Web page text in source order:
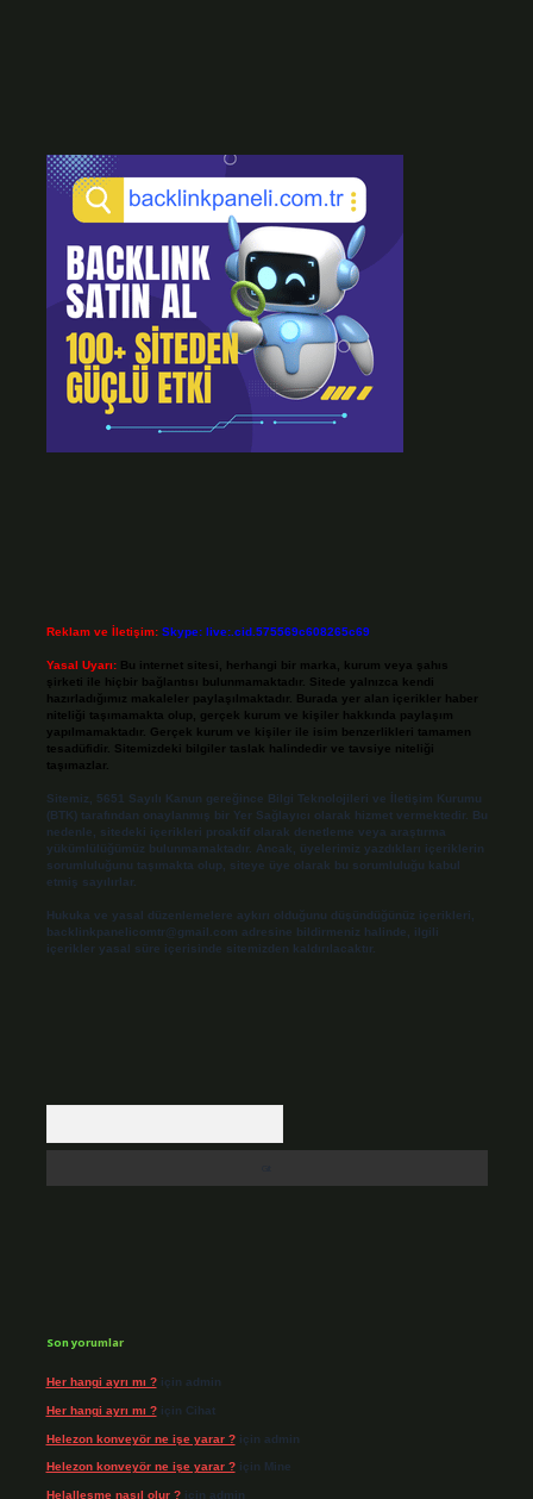
Reklam ve İletişim: Skype: live:.cid.575569c608265c69
Yasal Uyarı: Bu internet sitesi, herhangi bir marka, kurum veya şahıs
şirketi ile hiçbir bağlantısı bulunmamaktadır. Sitede yalnızca kendi
hazırladığımız makaleler paylaşılmaktadır. Burada yer alan içerikler haber
niteliği taşımamakta olup, gerçek kurum ve kişiler hakkında paylaşım
yapılmamaktadır. Gerçek kurum ve kişiler ile isim benzerlikleri tamamen
tesadüfidir. Sitemizdeki bilgiler taslak halindedir ve tavsiye niteliği
taşımazlar.
Sitemiz, 5651 Sayılı Kanun gereğince Bilgi Teknolojileri ve İletişim Kurumu
(BTK) tarafından onaylanmış bir Yer Sağlayıcı olarak hizmet vermektedir. Bu
nedenle, sitedeki içerikleri proaktif olarak denetleme veya araştırma
yükümlülüğümüz bulunmamaktadır. Ancak, üyelerimiz yazdıkları içeriklerin
sorumluluğunu taşımakta olup, siteye üye olarak bu sorumluluğu kabul
etmiş sayılırlar.
Hukuka ve yasal düzenlemelere aykırı olduğunu düşündüğünüz içerikleri,
backlinkpanelicomtr@gmail.com adresine bildirmeniz halinde, ilgili
içerikler yasal süre içerisinde sitemizden kaldırılacaktır.
Son yorumlar
Her hangi ayrı mı ?için admin
Her hangi ayrı mı ?için Cihat
Helezon konveyör ne işe yarar ?için admin
Helezon konveyör ne işe yarar ?için Mine
Helalleşme nasıl olur ?için admin